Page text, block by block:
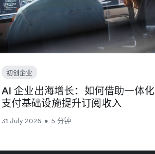
初创企业
AI 企业出海增长：如何借助一体化
支付基础设施提升订阅收入
31 July 2026 • 5 分钟